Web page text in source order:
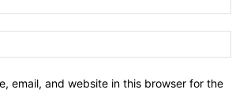
email, and website in this browser for the